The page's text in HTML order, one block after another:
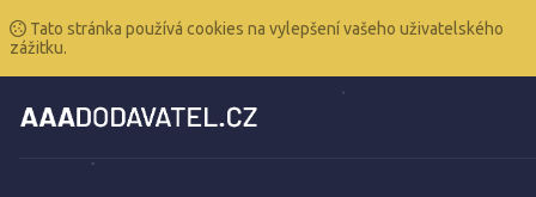
Tato stránka používá cookies na vylepšení vašeho uživatelského
zážitku.